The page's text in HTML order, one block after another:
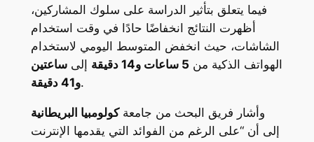
فيما يتعلق بتأثير الدراسة على سلوك المشاركين،
أظهرت النتائج انخفاضًا حادًا في وقت استخدام
الشاشات، حيث انخفض المتوسط اليومي لاستخدام
الهواتف الذكية من 5 ساعات و14 دقيقة إلىساعتين
و41 دقيقة.
وأشار فريق البحث من جامعةكولومبيا البريطانية
إلى أن “على الرغم من الفوائد التي يقدمها الإنترنت